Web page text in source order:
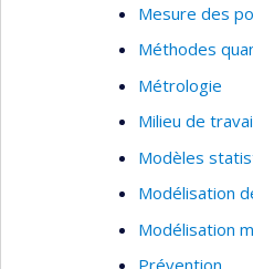
Mesure des
Méthodes
Métrologie
Milieu de
Modèles
Modélisation
Modélisation
Prévention